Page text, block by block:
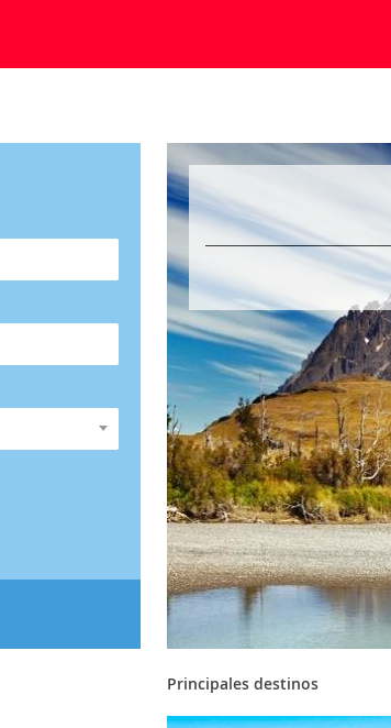
Principales destinos